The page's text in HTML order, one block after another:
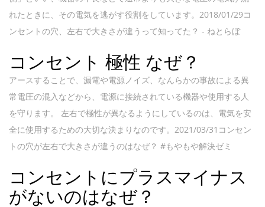
れたときに、その電気を逃がす役割をしています。2018/01/29コ
ンセントの穴、左右で大きさが違うって知ってた？ - ねとらぼ
コンセント 極性 なぜ？
アースすることで、漏電や電源ノイズ、なんらかの事故による異
常電圧の混入などから、電源に接続されている機器や使用する人
を守ります。 左右で極性が異なるようにしているのは、電気を安
全に使用するための大切な決まりなのです。2021/03/31コンセン
トの穴が左右で大きさが違うのはなぜ？ #もやもや解決ゼミ
コンセントにプラスマイナス
がないのはなぜ？